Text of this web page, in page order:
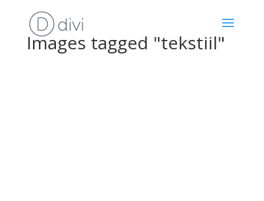
Images tagged "tekstiil"